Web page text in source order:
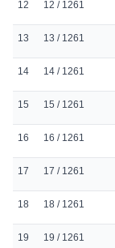
12 12 / 1261
13 13 / 1261
14 14 / 1261
15 15 / 1261
16 16 / 1261
17 17 / 1261
18 18 / 1261
19 19 / 1261